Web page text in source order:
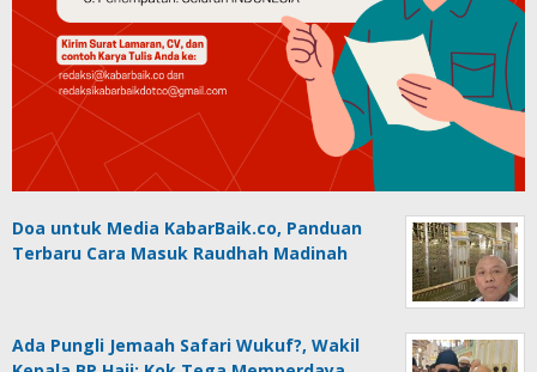
Doa untuk Media KabarBaik.co, Panduan
Terbaru Cara Masuk Raudhah Madinah
Ada Pungli Jemaah Safari Wukuf?, Wakil